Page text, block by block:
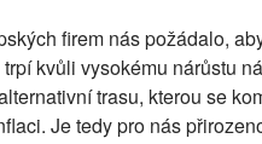
firem nás požádalo,
kvůli vysokému nárůstu
trasu, kterou se
Je tedy pro nás